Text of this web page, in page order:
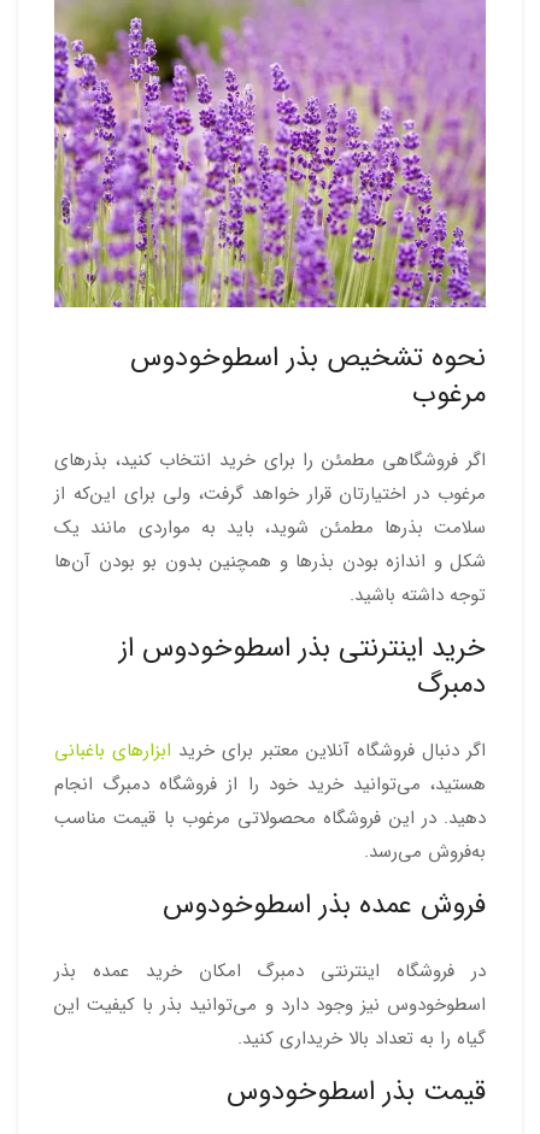
نحوه تشخیص بذر اسطوخودوس
مرغوب
اگر فروشگاهی مطمئن را برای خرید انتخاب کنید، بذرهای
مرغوب در اختیارتان قرار خواهد گرفت، ولی برای این‌که از
سلامت بذرها مطمئن شوید، باید به مواردی مانند یک
شکل و اندازه بودن بذرها و همچنین بدون بو بودن آن‌ها
توجه داشته باشید.
خرید اینترنتی بذر اسطوخودوس از
دمبرگ
اگر دنبال فروشگاه آنلاین معتبر برای خرید ابزارهای باغبانی
هستید، می‌توانید خرید خود را از فروشگاه دمبرگ انجام
دهید. در این فروشگاه محصولاتی مرغوب با قیمت مناسب
به‌فروش می‌رسد.
فروش عمده بذر اسطوخودوس
در فروشگاه اینترنتی دمبرگ امکان خرید عمده بذر
اسطوخودوس نیز وجود دارد و می‌توانید بذر با کیفیت این
گیاه را به تعداد بالا خریداری کنید.
قیمت بذر اسطوخودوس